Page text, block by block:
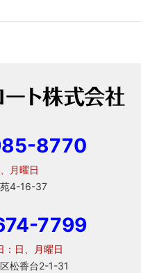
8770
日
37
7799
月曜日
台2-1-31